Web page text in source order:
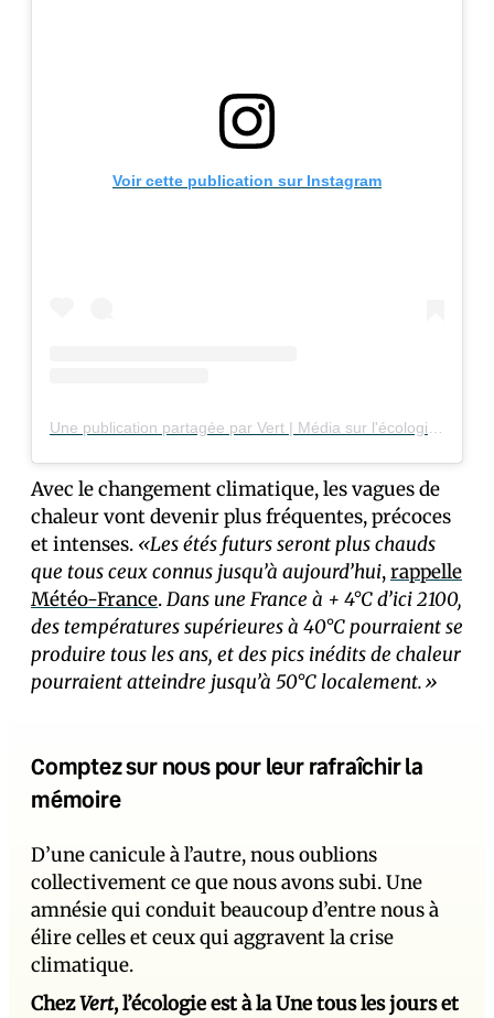
Voir cette publication sur Instagram
Une publication partagée par Vert | Média sur l'écologie (@vert_le_media)
Avec le changement climatique, les vagues de
chaleur vont devenir plus fréquentes, précoces
et intenses. «Les étés futurs seront plus chauds
que tous ceux connus jusqu’à aujourd’hui,rappelle
Météo-France.Dans une France à + 4°C d’ici 2100,
des températures supérieures à 40°C pourraient se
produire tous les ans, et des pics inédits de chaleur
pourraient atteindre jusqu’à 50°C localement.»
Comptez sur nous pour leur rafraîchir la
mémoire
D’une canicule à l’autre, nous oublions
collectivement ce que nous avons subi. Une
amnésie qui conduit beaucoup d’entre nous à
élire celles et ceux qui aggravent la crise
climatique.
ChezVert, l’écologie est à la Une tous les jours et